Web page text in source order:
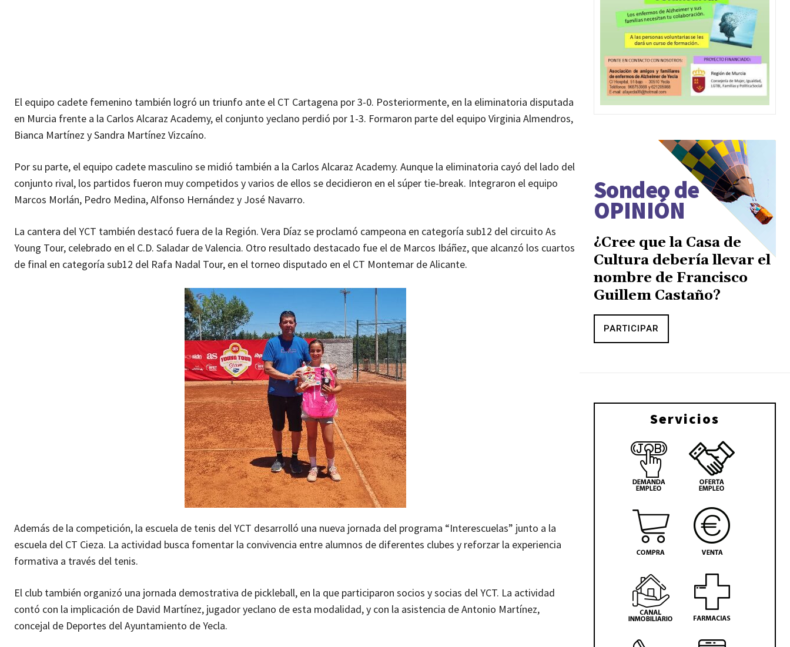
El equipo cadete femenino también logró un triunfo ante el CT Cartagena por 3-0. Posteriormente, en la eliminatoria disputada
en Murcia frente a la Carlos Alcaraz Academy, el conjunto yeclano perdió por 1-3. Formaron parte del equipo Virginia Almendros,
Bianca Martínez y Sandra Martínez Vizcaíno.
Por su parte, el equipo cadete masculino se midió también a la Carlos Alcaraz Academy. Aunque la eliminatoria cayó del lado del
conjunto rival, los partidos fueron muy competidos y varios de ellos se decidieron en el súper tie-break. Integraron el equipo
Marcos Morlán, Pedro Medina, Alfonso Hernández y José Navarro.
La cantera del YCT también destacó fuera de la Región. Vera Díaz se proclamó campeona en categoría sub12 del circuito As
Young Tour, celebrado en el C.D. Saladar de Valencia. Otro resultado destacado fue el de Marcos Ibáñez, que alcanzó los cuartos
de final en categoría sub12 del Rafa Nadal Tour, en el torneo disputado en el CT Montemar de Alicante.
Además de la competición, la escuela de tenis del YCT desarrolló una nueva jornada del programa “Interescuelas” junto a la
escuela del CT Cieza. La actividad busca fomentar la convivencia entre alumnos de diferentes clubes y reforzar la experiencia
formativa a través del tenis.
El club también organizó una jornada demostrativa de pickleball, en la que participaron socios y socias del YCT. La actividad
contó con la implicación de David Martínez, jugador yeclano de esta modalidad, y con la asistencia de Antonio Martínez,
concejal de Deportes del Ayuntamiento de Yecla.
Sondeo de
OPINIÓN
¿Cree que la Casa de
Cultura debería llevar el
nombre de Francisco
Guillem Castaño?
PARTICIPAR
Servicios